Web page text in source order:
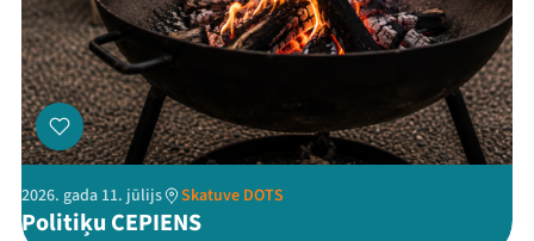
ThreadsFacebookYoutube
X Instagram
Flick TikTok
2026. gada 11. jūlijs Skatuve DOTS
Politiķu CEPIENS